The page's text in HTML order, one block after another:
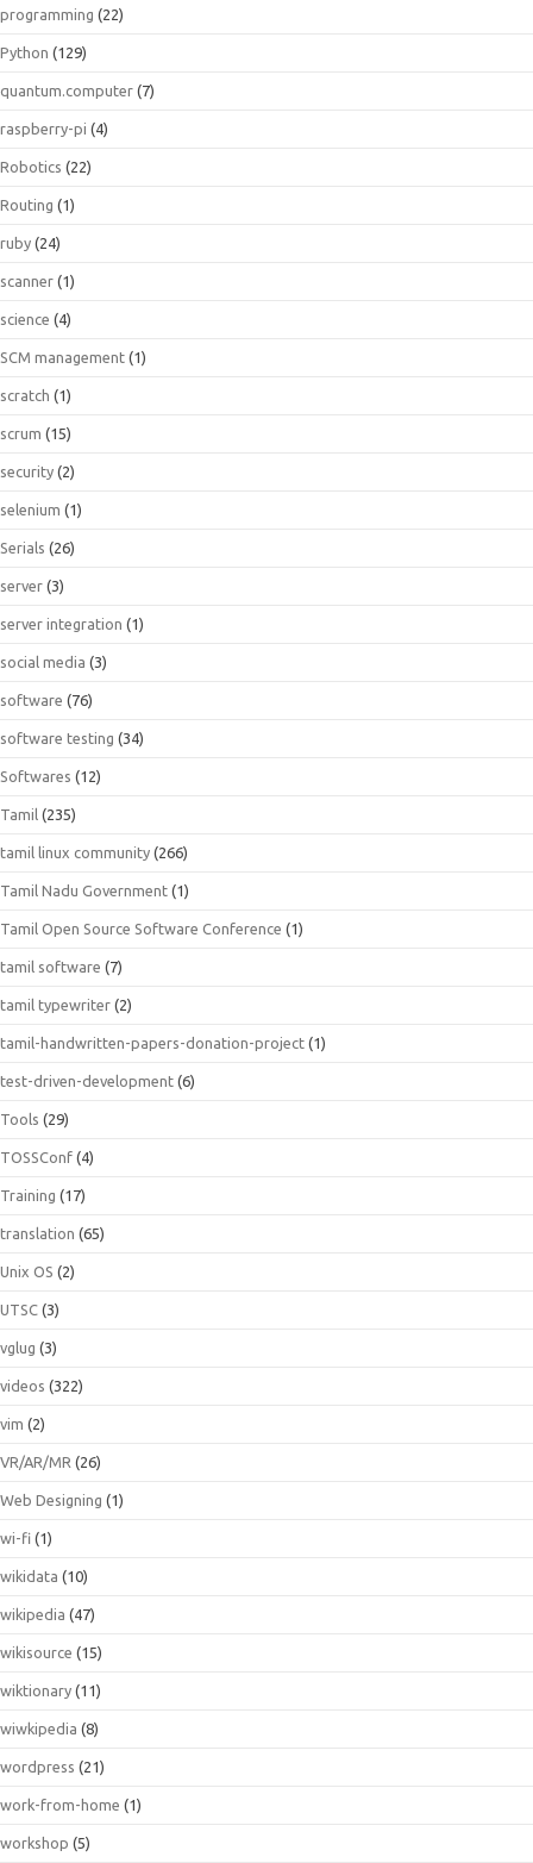
programming (22)
Python (129)
quantum.computer (7)
raspberry-pi (4)
Robotics (22)
Routing (1)
ruby (24)
scanner (1)
science (4)
SCM management (1)
scratch (1)
scrum (15)
security (2)
selenium (1)
Serials (26)
server (3)
server integration (1)
social media (3)
software (76)
software testing (34)
Softwares (12)
Tamil (235)
tamil linux community (266)
Tamil Nadu Government (1)
Tamil Open Source Software Conference (1)
tamil software (7)
tamil typewriter (2)
tamil-handwritten-papers-donation-project (1)
test-driven-development (6)
Tools (29)
TOSSConf (4)
Training (17)
translation (65)
Unix OS (2)
UTSC (3)
vglug (3)
videos (322)
vim (2)
VR/AR/MR (26)
Web Designing (1)
wi-fi (1)
wikidata (10)
wikipedia (47)
wikisource (15)
wiktionary (11)
wiwkipedia (8)
wordpress (21)
work-from-home (1)
workshop (5)